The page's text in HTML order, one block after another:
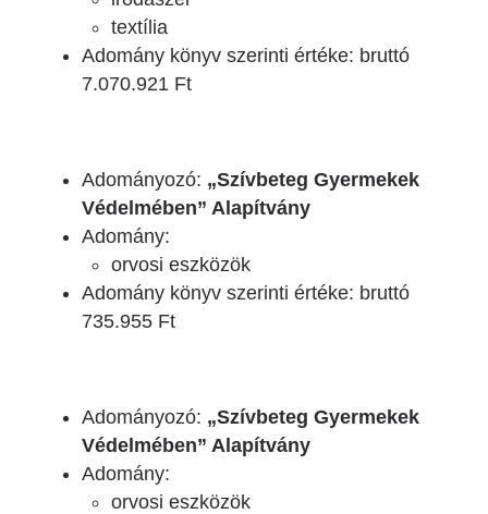
textília
Adomány könyv szerinti értéke: bruttó
7.070.921 Ft
Adományozó: „Szívbeteg Gyermekek
Védelmében” Alapítvány
Adomány:
orvosi eszközök
Adomány könyv szerinti értéke: bruttó
735.955 Ft
Adományozó: „Szívbeteg Gyermekek
Védelmében” Alapítvány
Adomány:
orvosi eszközök